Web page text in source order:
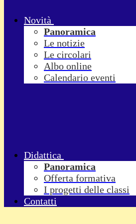
Novità
Panoramica
Le notizie
Le circolari
Albo online
Calendario eventi
Didattica
Panoramica
Offerta formativa
I progetti delle classi
Contatti